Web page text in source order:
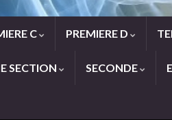
C PREMIERE D
SECTION SECONDE